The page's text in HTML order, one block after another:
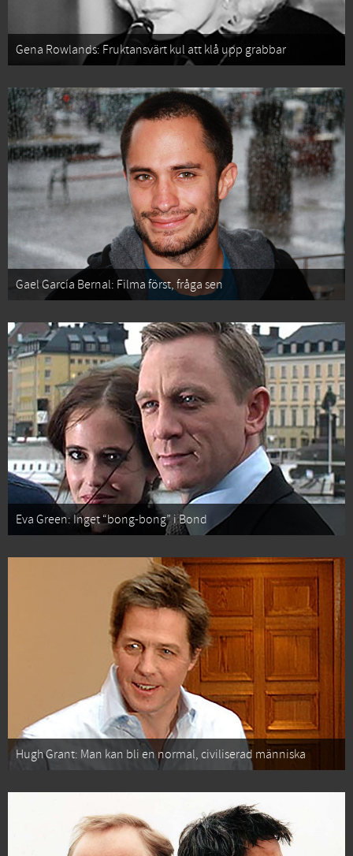
Gena Rowlands: Fruktansvärt kul att klå upp grabbar
Gael García Bernal: Filma först, fråga sen
Eva Green: Inget “bong-bong” i Bond
Hugh Grant: Man kan bli en normal, civiliserad människa